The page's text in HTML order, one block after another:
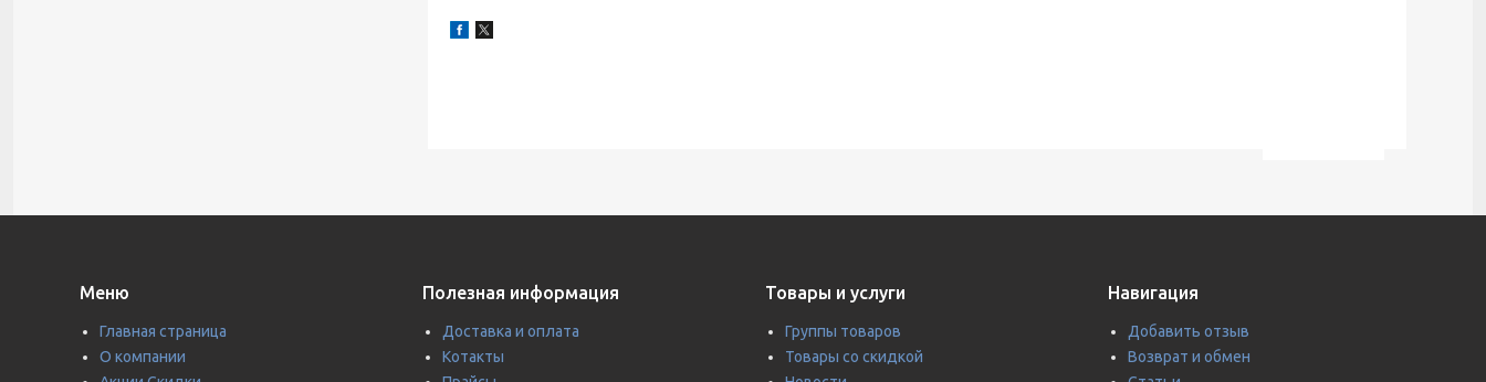
Меню
Главная страница
О компании
Полезная информация
Доставка и оплата
Котакты
Товары и услуги
Группы товаров
Товары со скидкой
Навигация
Добавить отзыв
Возврат и обмен